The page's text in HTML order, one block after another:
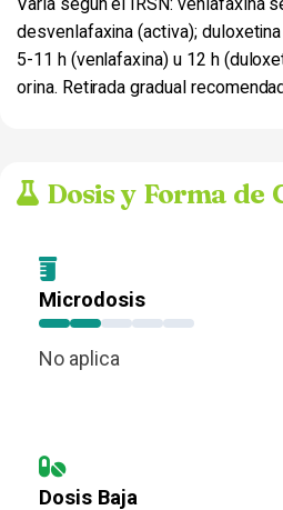
desvenlafaxina (activa);
5-11 h (venlafaxina) u 12 h
orina. Retirada gradual
Dosis y Forma de
Microdosis
No aplica
Dosis Baja